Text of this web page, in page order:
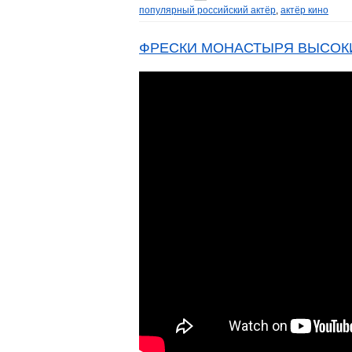
популярный российский актёр, актёр кино
ФРЕСКИ МОНАСТЫРЯ